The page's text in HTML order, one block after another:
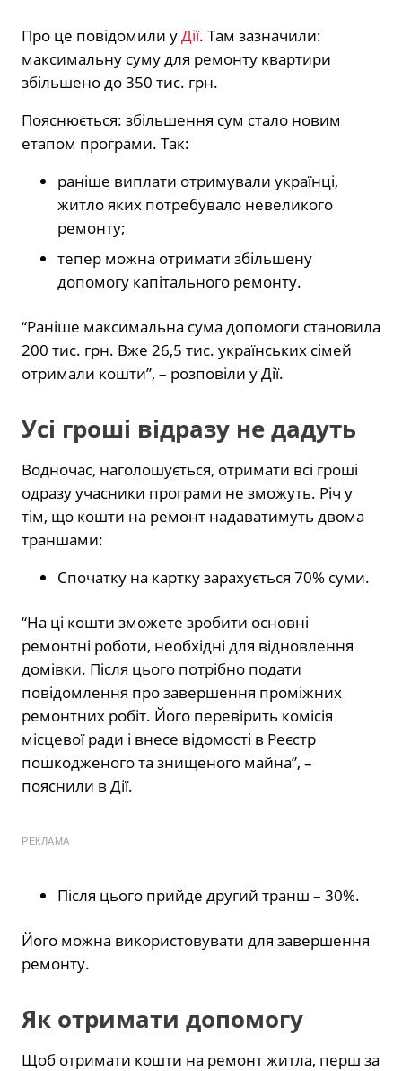
Про це повідомили уДії. Там зазначили:
максимальну суму для ремонту квартири
збільшено до 350 тис. грн.
Пояснюється: збільшення сум стало новим
етапом програми. Так:
раніше виплати отримували українці,
житло яких потребувало невеликого
ремонту;
тепер можна отримати збільшену
допомогу капітального ремонту.
“Раніше максимальна сума допомоги становила
200 тис. грн. Вже 26,5 тис. українських сімей
отримали кошти”, – розповіли у Дії.
Усі гроші відразу не дадуть
Водночас, наголошується, отримати всі гроші
одразу учасники програми не зможуть. Річ у
тім, що кошти на ремонт надаватимуть двома
траншами:
Спочатку на картку зарахується 70% суми.
“На ці кошти зможете зробити основні
ремонтні роботи, необхідні для відновлення
домівки. Після цього потрібно подати
повідомлення про завершення проміжних
ремонтних робіт. Його перевірить комісія
місцевої ради і внесе відомості в Реєстр
пошкодженого та знищеного майна”, –
пояснили в Дії.
РЕКЛАМА
Після цього прийде другий транш – 30%.
Його можна використовувати для завершення
ремонту.
Як отримати допомогу
Щоб отримати кошти на ремонт житла, перш за